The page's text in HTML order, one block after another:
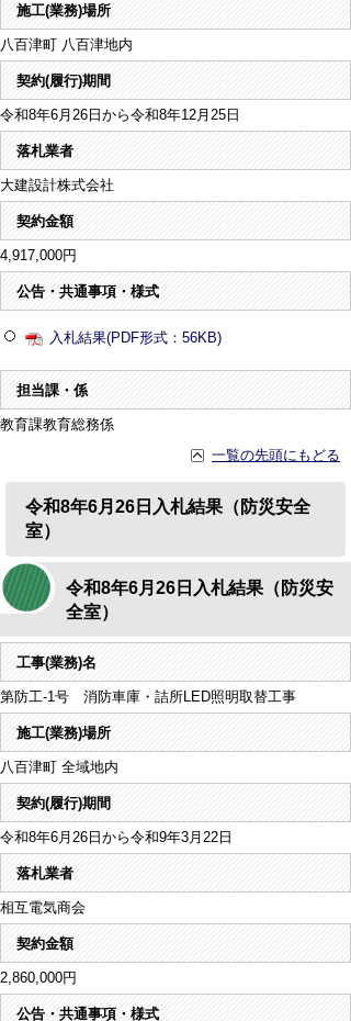
施工(業務)場所
八百津町 八百津地内
契約(履行)期間
令和8年6月26日から令和8年12月25日
落札業者
大建設計株式会社
契約金額
4,917,000円
公告・共通事項・様式
入札結果(PDF形式：56KB)
担当課・係
教育課教育総務係
一覧の先頭にもどる
令和8年6月26日入札結果（防災安全
室）
令和8年6月26日入札結果（防災安
全室）
工事(業務)名
第防工-1号 消防車庫・詰所LED照明取替工事
施工(業務)場所
八百津町 全域地内
契約(履行)期間
令和8年6月26日から令和9年3月22日
落札業者
相互電気商会
契約金額
2,860,000円
公告・共通事項・様式